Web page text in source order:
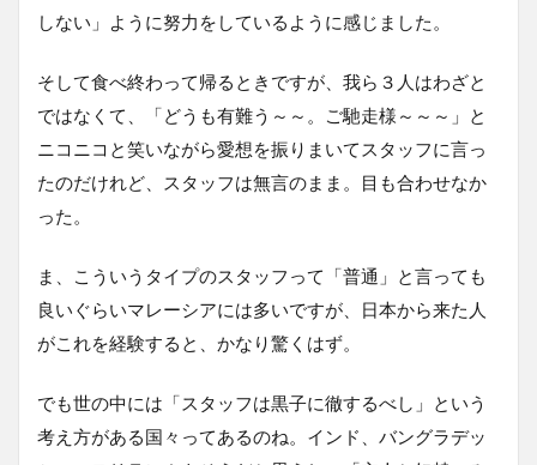
しない」ように努力をしているように感じました。
そして食べ終わって帰るときですが、我ら３人はわざと
ではなくて、「どうも有難う～～。ご馳走様～～～」と
ニコニコと笑いながら愛想を振りまいてスタッフに言っ
たのだけれど、スタッフは無言のまま。目も合わせなか
った。
ま、こういうタイプのスタッフって「普通」と言っても
良いぐらいマレーシアには多いですが、日本から来た人
がこれを経験すると、かなり驚くはず。
でも世の中には「スタッフは黒子に徹するべし」という
考え方がある国々ってあるのね。インド、バングラデッ